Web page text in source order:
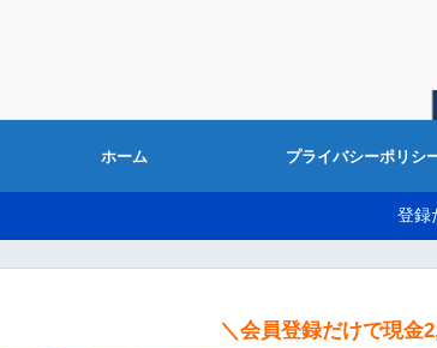
ホーム プライバシーポリシ
登録
＼会員登録だけで現金